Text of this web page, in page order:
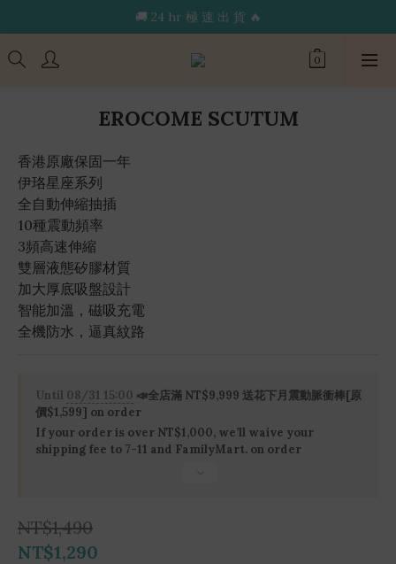
🔥限 時 送 玩 具 消 毒 袋🔥
🔥限 時 送 玩 具 消 毒 袋🔥
🌟365 天 全 年 無 休 天 天 出 貨🌟
🔥限 時 送 玩 具 消 毒 袋🔥
EROCOME SCUTUM
香港原廠保固一年
伊珞星座系列
全自動伸縮抽插
10種震動頻率
3頻高速伸縮
雙層液態矽膠材質
加大厚底吸盤設計
智能加溫，磁吸充電
全機防水，逼真紋路
Until 08/31 15:00 📣全店滿 NT$9,999 送花下月震動脈衝棒[原
價$1,599] on order
If your order is over NT$1,000, we’ll waive your
shipping fee to 7-11 and FamilyMart. on order
NT$1,490
NT$1,290